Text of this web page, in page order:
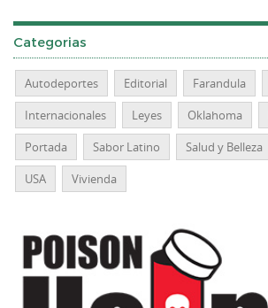
Categorias
Autodeportes Editorial Farandula
Internacionales
Leyes Oklahoma
Portada
Sabor Latino Salud y Belleza
USA
Vivienda